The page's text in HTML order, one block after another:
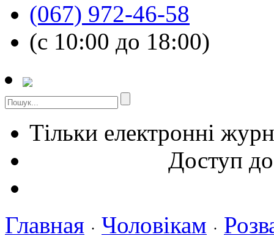
(067) 972-46-58
(с 10:00 до 18:00)
Тільки електронні
Доступ
Главная · Чоловікам ·